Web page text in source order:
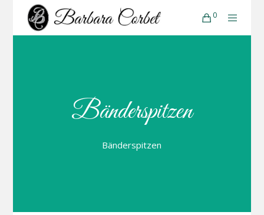
0
Bänderspitzen
Bänderspitzen